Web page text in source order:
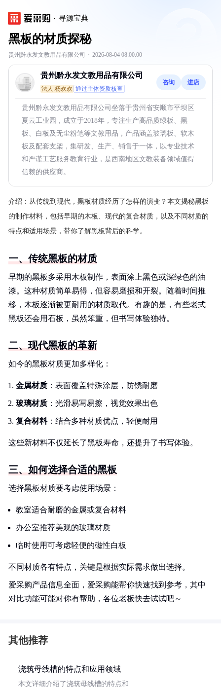
寻源宝典
黑板的材质探秘
贵州黔永发文教用品有限公司 · 2026-08-04 08:00:00
贵州黔永发文教用品有限公司
法人:杨欢欢 通过主体资质核查
咨询 进店
贵州黔永发文教用品有限公司坐落于贵州省安顺市平坝区
夏云工业园，成立于2018年，专注生产高品质绿板、黑
板、白板及无尘粉笔等文教用品，产品涵盖玻璃板、软木
板及配套支架，集研发、生产、销售于一体，以专业技术
和严谨工艺服务教育行业，是西南地区文教装备领域值得
信赖的供应商。
介绍： 从传统到现代，黑板材质经历了怎样的演变？本文揭秘黑板
的制作材料，包括早期的木板、现代的复合材质，以及不同材质的
特点和适用场景，带你了解黑板背后的科学。
一、传统黑板的材质
早期的黑板多采用木板制作，表面涂上黑色或深绿色的油
漆。这种材质简单易得，但容易磨损和开裂。随着时间推
移，木板逐渐被更耐用的材质取代。有趣的是，有些老式
黑板还会用石板，虽然笨重，但书写体验独特。
二、现代黑板的革新
如今的黑板材质更加多样化：
金属材质 ：表面覆盖特殊涂层，防锈耐磨
玻璃材质 ：光滑易写易擦，视觉效果出色
复合材料：结合多种材质优点，轻便耐用
这些新材料不仅延长了黑板寿命，还提升了书写体验。
三、如何选择合适的黑板
选择黑板材质要考虑使用场景：
教室适合耐磨的金属或复合材料
办公室推荐美观的玻璃材质
临时使用可考虑轻便的磁性白板
不同材质各有特点，关键是根据实际需求做出选择。
爱采购产品信息全面，爱采购能帮你快速找到参考，其中
对比功能可能对你有帮助，各位老板快去试试吧～
其他推荐
浇筑母线槽的特点和应用领域
本文详细介绍了浇筑母线槽的特点和